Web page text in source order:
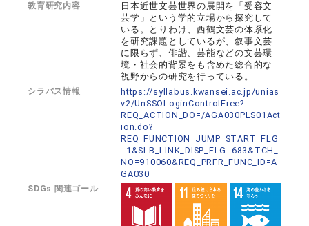
教育研究内容
日本近世文芸世界の展開を「受容文
芸学」という学的立場から探究して
いる。とりわけ、西鶴文芸の体系化
を研究課題としているが、叙事文芸
に限らず、俳諧、芸能などの文芸環
境・社会的背景をも含めた総合的な
視野からの研究を行っている。
シラバス情報
https://syllabus.kwansei.ac.jp/unias
v2/UnSSOLoginControlFree?
REQ_ACTION_DO=/AGA030PLS01Act
ion.do?
REQ_FUNCTION_JUMP_START_FLG
=1&SLB_LINK_DISP_FLG=683&TCH_
NO=910060&REQ_PRFR_FUNC_ID=A
GA030
SDGs 関連ゴール